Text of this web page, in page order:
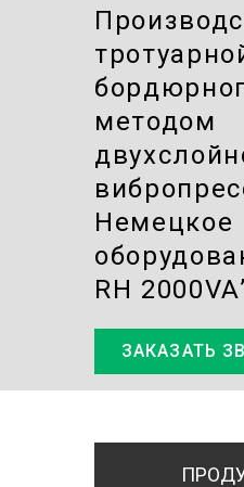
методом
Немецкое
RH
ЗАКАЗАТЬ